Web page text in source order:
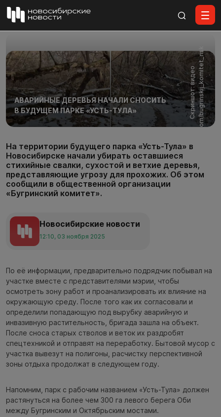
С
к
р
и
н
ш
о
т
:
в
и
д
е
о
v
k
.
c
o
m
/
b
u
g
r
i
n
s
k
i
j
_
k
o
m
i
t
e
t
_
n
sk
АВАРИЙНЫЕ ДЕРЕВЬЯ НАЧАЛИ СНОСИТЬ
В БУДУЩЕМ ПАРКЕ «УСТЬ-ТУЛА»
На территории будущего парка «Усть-Тула» в
Новосибирске начали убирать оставшиеся
стихийные свалки, сухостой и ветхие деревья,
представляющие угрозу для прохожих. Об этом
сообщили в общественной организации
«Бугринский комитет».
Новосибирские новости
12:10, 03 ноября 2025
По её информации, предварительно подрядчик побывал на
участке вместе с представителями мэрии, чтобы
осмотреть зону работ и проанализировать их влияние на
окружающую среду. После того как их согласовали и
определили попадающую под вырубку аварийную и
инвазивную растительность, бригада зашла на объект.
После сноса старых стволов и веток их раздробят
спецтехникой и отправят на переработку. Бытовой мусор с
участка вывезут на полигоны, расчистку перспективной
зоны отдыха продолжат в следующем году.
Напомним, парк с рабочим названием «Усть-Тула» должен
растянуться на более чем 300 га левого берега Оби
между Бугринским и Октябрьским мостами.